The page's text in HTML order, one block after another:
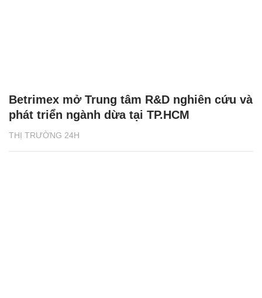
THỊ TRƯỜNG 24H
Betrimex mở Trung tâm R&D nghiên cứu và
phát triển ngành dừa tại TP.HCM